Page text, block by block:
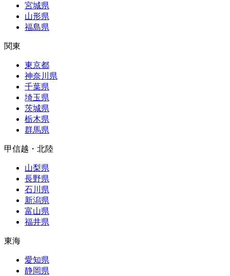
宮城県
山形県
福島県
関東
東京都
神奈川県
千葉県
埼玉県
茨城県
栃木県
群馬県
甲信越・北陸
山梨県
長野県
石川県
新潟県
富山県
福井県
東海
愛知県
静岡県